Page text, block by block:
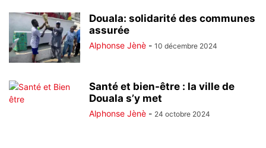
Douala: solidarité des communes
assurée
Alphonse Jènè - 10 décembre 2024
Santé et bien-être : la ville de
Douala s’y met
Alphonse Jènè - 24 octobre 2024